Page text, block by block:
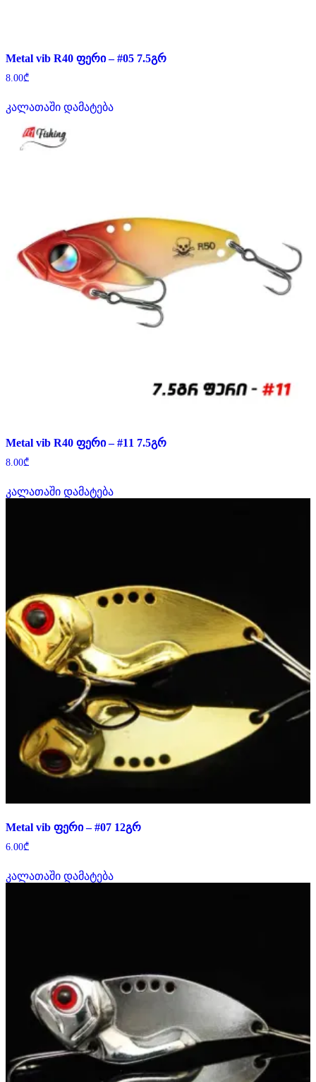
Metal vib R40 ფერი – #05 7.5გრ
8.00₾
კალათაში დამატება
Metal vib R40 ფერი – #11 7.5გრ
8.00₾
კალათაში დამატება
Metal vib ფერი – #07 12გრ
6.00₾
კალათაში დამატება